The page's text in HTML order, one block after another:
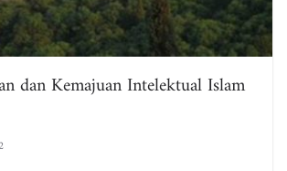
dan Kemajuan Intelektual Islam